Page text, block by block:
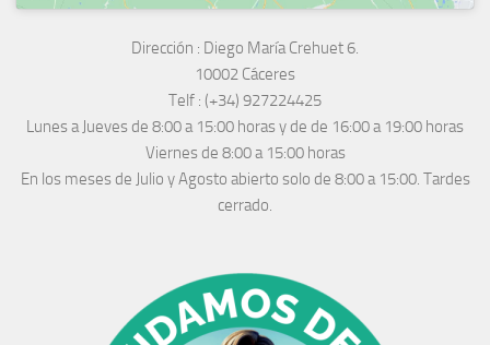
Dirección : Diego María Crehuet 6.
10002 Cáceres
Telf : (+34) 927224425
Lunes a Jueves de 8:00 a 15:00 horas y de de 16:00 a 19:00 horas
Viernes de 8:00 a 15:00 horas
En los meses de Julio y Agosto abierto solo de 8:00 a 15:00. Tardes
cerrado.